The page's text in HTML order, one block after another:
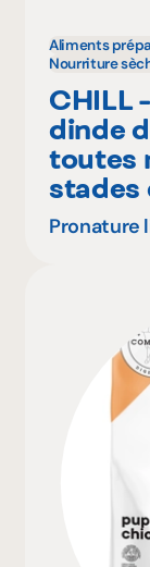
Aliments
Nourriture
CHILL
dinde
toutes
stades
Pronature